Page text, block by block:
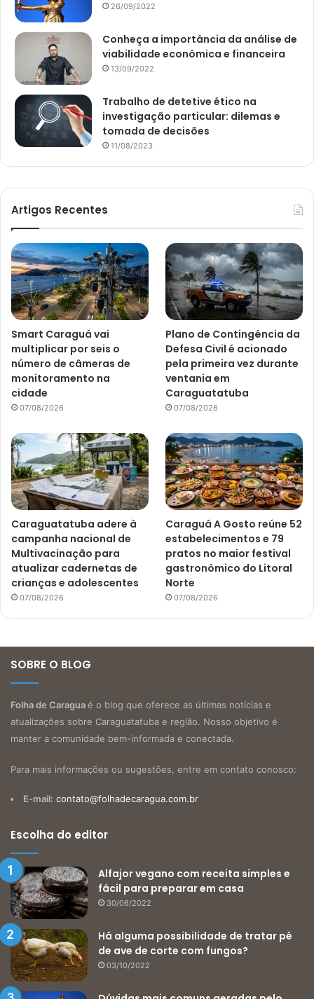
26/09/2022
Conheça a importância da análise de
viabilidade econômica e financeira
13/09/2022
Trabalho de detetive ético na
investigação particular: dilemas e
tomada de decisões
11/08/2023
Artigos Recentes
Smart Caraguá vai
multiplicar por seis o
número de câmeras de
monitoramento na
cidade
07/08/2026
Plano de Contingência da
Defesa Civil é acionado
pela primeira vez durante
ventania em
Caraguatatuba
07/08/2026
Caraguatatuba adere à
campanha nacional de
Multivacinação para
atualizar cadernetas de
crianças e adolescentes
07/08/2026
Caraguá A Gosto reúne 52
estabelecimentos e 79
pratos no maior festival
gastronômico do Litoral
Norte
07/08/2026
SOBRE O BLOG
Folha de Caraguaé o blog que oferece as últimas notícias e
atualizações sobre Caraguatatuba e região. Nosso objetivo é
manter a comunidade bem-informada e conectada.
Para mais informações ou sugestões, entre em contato conosco:
E-mail: contato@folhadecaragua.com.br
Escolha do editor
Alfajor vegano com receita simples e
fácil para preparar em casa
30/06/2022
Há alguma possibilidade de tratar pé
de ave de corte com fungos?
03/10/2022